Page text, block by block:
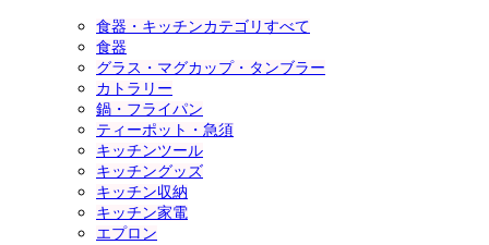
食器・キッチンカテゴリすべて
食器
グラス・マグカップ・タンブラー
カトラリー
鍋・フライパン
ティーポット・急須
キッチンツール
キッチングッズ
キッチン収納
キッチン家電
エプロン